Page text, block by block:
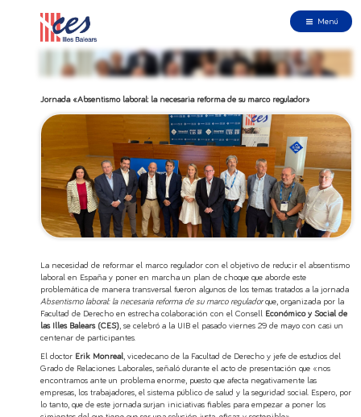
Menú
Jornada «Absentismo laboral: la necesaria reforma de su marco regulador»
La necesidad de reformar el marco regulador con el objetivo de reducir el absentismo
laboral en España y poner en marcha un plan de choque que aborde este
problemática de manera transversal fueron algunos de los temas tratados a la jornada
Absentismo laboral: la necesaria reforma de su marco reguladorque, organizada por la
Facultad de Derecho en estrecha colaboración con el Consell
Económico y Social de
las Illes Balears (CES) , se celebró a la UIB el pasado viernes 29 de mayo con casi un
centenar de participantes.
El doctor Erik Monreal
, vicedecano de la Facultad de Derecho y jefe de estudios del
Grado de Relaciones Laborales, señaló durante el acto de presentación que «nos
encontramos ante un problema enorme, puesto que afecta negativamente las
empresas, los trabajadores, el sistema público de salud y la seguridad social. Espero, por
lo tanto, que de este jornada surjan iniciativas fiables para empezar a poner los